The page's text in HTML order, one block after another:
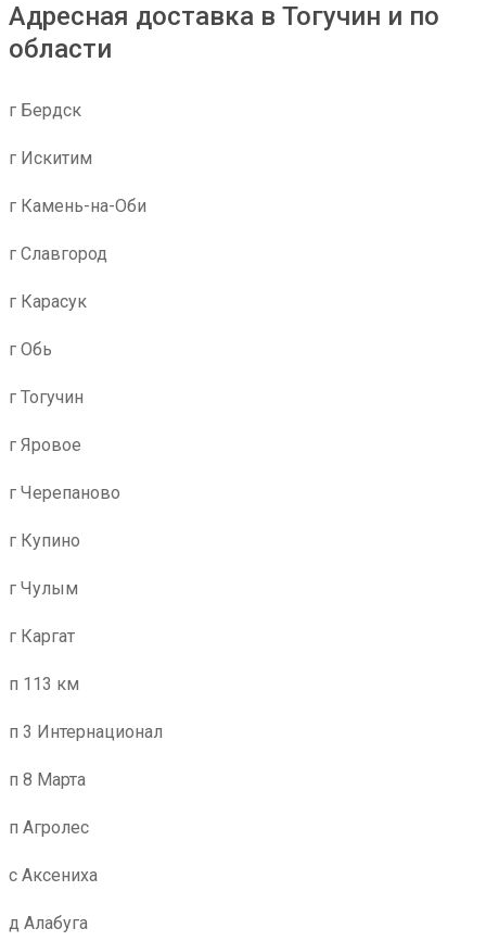
Адресная доставка в Тогучин и по
области
г Бердск
г Искитим
г Камень-на-Оби
г Славгород
г Карасук
г Обь
г Тогучин
г Яровое
г Черепаново
г Купино
г Чулым
г Каргат
п 113 км
п 3 Интернационал
п 8 Марта
п Агролес
с Аксениха
д Алабуга